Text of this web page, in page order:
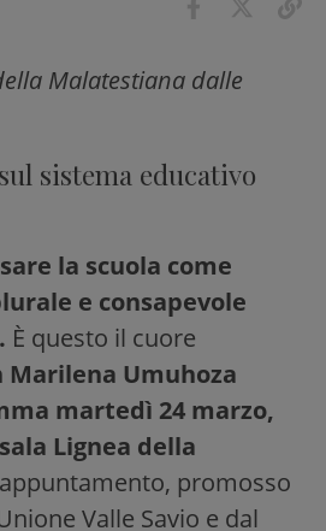
Malatestiana dalle
sistema educativo
la scuola come
e consapevole
È questo il cuore
Marilena Umuhoza
martedì 24 marzo,
Lignea della
promosso
Valle Savio e dal